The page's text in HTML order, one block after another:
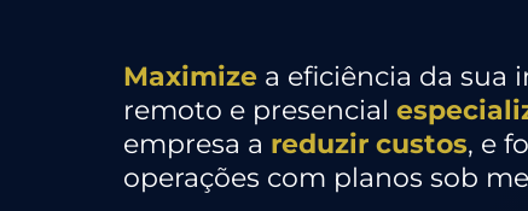
Maximize a eficiência da sua
remoto e presencial
empresa a reduzir custos, e
operações com planos sob